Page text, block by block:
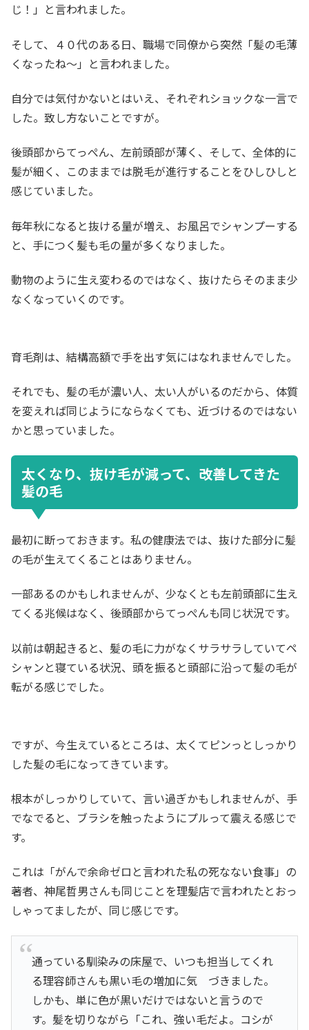
じ！」と言われました。
そして、４０代のある日、職場で同僚から突然「髪の毛薄
くなったね～」と言われました。
自分では気付かないとはいえ、それぞれショックな一言で
した。致し方ないことですが。
後頭部からてっぺん、左前頭部が薄く、そして、全体的に
髪が細く、このままでは脱毛が進行することをひしひしと
感じていました。
毎年秋になると抜ける量が増え、お風呂でシャンプーする
と、手につく髪も毛の量が多くなりました。
動物のように生え変わるのではなく、抜けたらそのまま少
なくなっていくのです。
育毛剤は、結構高額で手を出す気にはなれませんでした。
それでも、髪の毛が濃い人、太い人がいるのだから、体質
を変えれば同じようにならなくても、近づけるのではない
かと思っていました。
太くなり、抜け毛が減って、改善してきた
髪の毛
最初に断っておきます。私の健康法では、抜けた部分に髪
の毛が生えてくることはありません。
一部あるのかもしれませんが、少なくとも左前頭部に生え
てくる兆候はなく、後頭部からてっぺんも同じ状況です。
以前は朝起きると、髪の毛に力がなくサラサラしていてペ
シャンと寝ている状況、頭を振ると頭部に沿って髪の毛が
転がる感じでした。
ですが、今生えているところは、太くてピンっとしっかり
した髪の毛になってきています。
根本がしっかりしていて、言い過ぎかもしれませんが、手
でなでると、ブラシを触ったようにプルって震える感じで
す。
これは「がんで余命ゼロと言われた私の死なない食事」の
著者、神尾哲男さんも同じことを理髪店で言われたとおっ
しゃってましたが、同じ感じです。
通っている馴染みの床屋で、いつも担当してくれ
る理容師さんも黒い毛の増加に気 づきました。
しかも、単に色が黒いだけではないと言うので
す。髪を切りながら「これ、強い毛だよ。コシが